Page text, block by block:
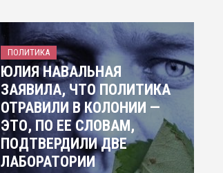
ПОЛИТИКА
ЮЛИЯ НАВАЛЬНАЯ
ЗАЯВИЛА, ЧТО ПОЛИТИКА
ОТРАВИЛИ В КОЛОНИИ —
ЭТО, ПО ЕЕ СЛОВАМ,
ПОДТВЕРДИЛИ ДВЕ
ЛАБОРАТОРИИ